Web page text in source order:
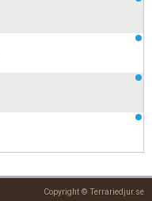
Copyright © Terrariedjur.se